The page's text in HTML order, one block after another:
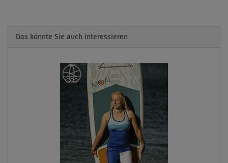
Das könnte Sie auch interessieren
Previous